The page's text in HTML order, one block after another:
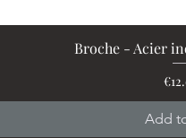
Quick
Broche - Acier
Add